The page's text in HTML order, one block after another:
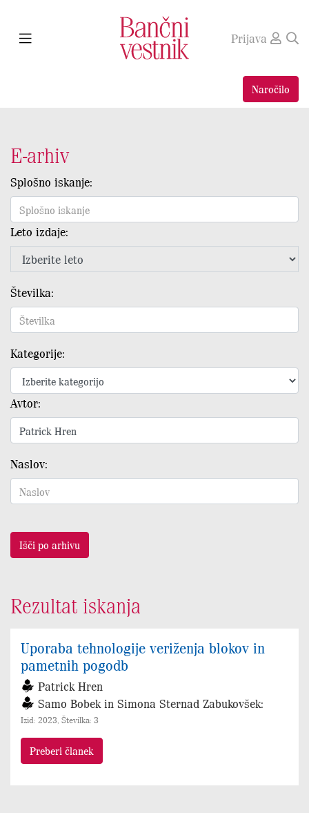
Prijava
Naročilo
E-arhiv
Splošno iskanje:
Leto izdaje:
Številka:
Kategorije:
Avtor:
Naslov:
Išči po arhivu
Rezultat iskanja
Uporaba tehnologije veriženja blokov in
pametnih pogodb
Patrick Hren
Samo Bobek in Simona Sternad Zabukovšek:
Izid: 2023, Številka: 3
Preberi članek